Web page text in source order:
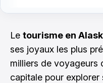
Le tourisme en
ses joyaux les plus
milliers de voyageurs
capitale pour